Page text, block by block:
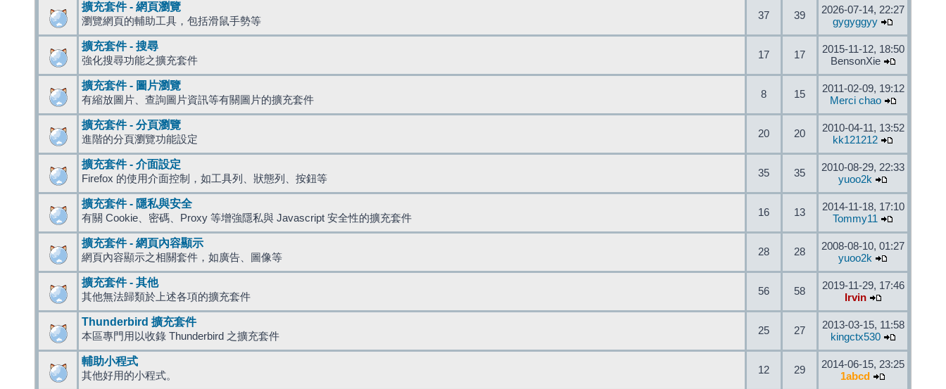
擴充套件 - 網頁瀏覽
瀏覽網頁的輔助工具，包括滑鼠手勢等 37 39
2026-07-14, 22:27
gygyggyy
擴充套件 - 搜尋
強化搜尋功能之擴充套件 17 17
2015-11-12, 18:50
BensonXie
擴充套件 - 圖片瀏覽
有縮放圖片、查詢圖片資訊等有關圖片的擴充套件 8 15
2011-02-09, 19:12
Merci chao
擴充套件 - 分頁瀏覽
進階的分頁瀏覽功能設定 20 20
2010-04-11, 13:52
kk121212
擴充套件 - 介面設定
Firefox 的使用介面控制，如工具列、狀態列、按鈕等 35 35
2010-08-29, 22:33
yuoo2k
擴充套件 - 隱私與安全
有關 Cookie、密碼、Proxy 等增強隱私與 Javascript 安全性的擴充套件 16 13
2014-11-18, 17:10
Tommy11
擴充套件 - 網頁內容顯示
網頁內容顯示之相關套件，如廣告、圖像等 28 28
2008-08-10, 01:27
yuoo2k
擴充套件 - 其他
其他無法歸類於上述各項的擴充套件 56 58
2019-11-29, 17:46
Irvin
Thunderbird 擴充套件
本區專門用以收錄 Thunderbird 之擴充套件 25 27
2013-03-15, 11:58
kingctx530
輔助小程式
其他好用的小程式。 12 29
2014-06-15, 23:25
1abcd